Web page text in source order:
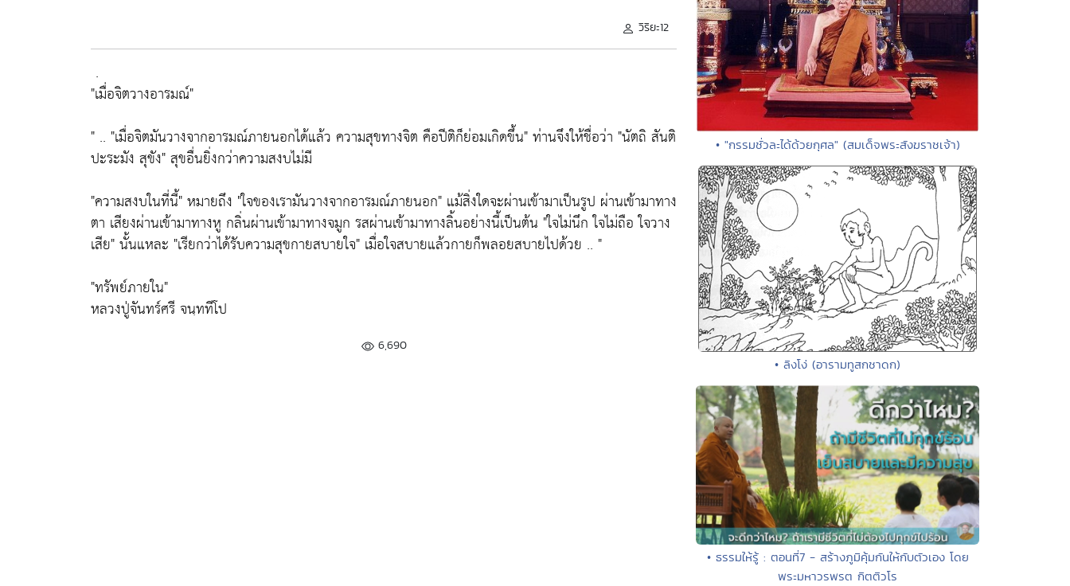
วิริยะ12
.
"เมื่อจิตวางอารมณ์"
" .. "เมื่อจิตมันวางจากอารมณ์ภายนอกได้แล้ว ความสุขทางจิต คือปีติก็ย่อมเกิดขึ้น"ท่านจึงให้ชื่อว่า "นัตถิ สันติ
ปะระมัง สุขัง"สุขอื่นยิ่งกว่าความสงบไม่มี
"ความสงบในที่นี้"หมายถึง "ใจของเรามันวางจากอารมณ์ภายนอก" แม้สิ่งใดจะผ่านเข้ามาเป็นรูป ผ่านเข้ามาทาง
ตา เสียงผ่านเข้ามาทางหู กลิ่นผ่านเข้ามาทางจมูก รสผ่านเข้ามาทางลิ้นอย่างนี้เป็นต้น "ใจไม่นึก ใจไม่ถือ ใจวาง
เสีย"นั้นแหละ "เรียกว่าได้รับความสุขกายสบายใจ" เมื่อใจสบายแล้วกายก็พลอยสบายไปด้วย .. "
"ทรัพย์ภายใน"
หลวงปู่จันทร์ศรี จนฺททีโป
6,690
• "กรรมชั่วละได้ด้วยกุศล" (สมเด็จพระสังฆราชเจ้า)
• ลิงโง่ (อารามทูสกชาดก)
• ธรรมให้รู้ : ตอนที่7 - สร้างภูมิคุ้มกันให้กับตัวเอง โดย
พระมหาวรพรต กิตติวโร